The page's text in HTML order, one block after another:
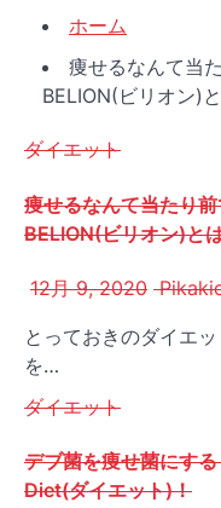
ホーム
痩せるなんて当
BELION(ビリオン)
ダイエット
痩せるなんて当たり
BELION(ビリオン)と
12月 9, 2020
とっておきのダイエ
を…
ダイエット
デブ菌を痩せ菌にす
Diet(ダイエット)！